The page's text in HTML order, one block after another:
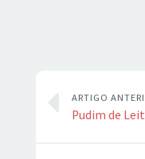
ARTIGO
Pudim de